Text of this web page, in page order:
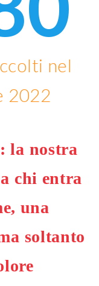
nel
2022
la nostra
chi entra
una
soltanto